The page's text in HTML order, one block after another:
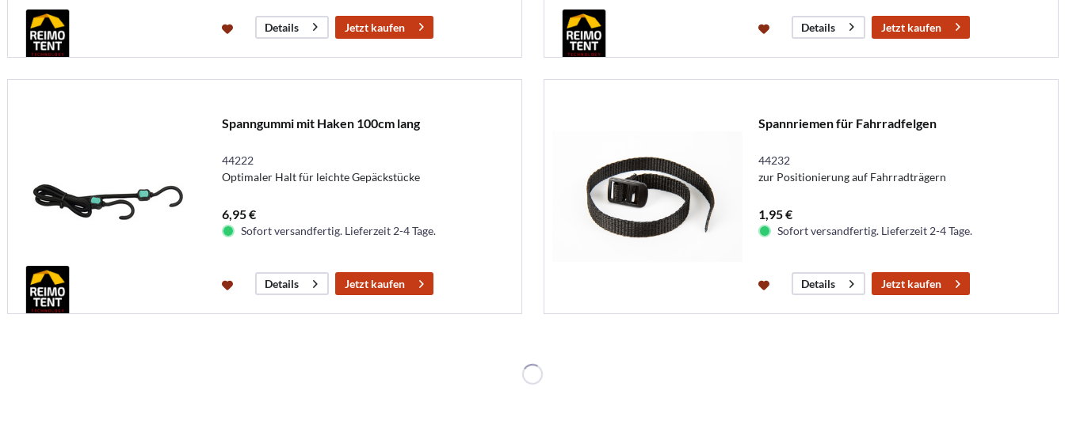
Details Jetzt kaufen Details Jetzt kaufen
Spanngummi mit Haken 100cm lang
44222
Optimaler Halt für leichte Gepäckstücke
6,95 €
Sofort versandfertig. Lieferzeit 2-4 Tage.
Details Jetzt kaufen
Spannriemen für Fahrradfelgen
44232
zur Positionierung auf Fahrradträgern
1,95 €
Sofort versandfertig. Lieferzeit 2-4 Tage.
Details Jetzt kaufen